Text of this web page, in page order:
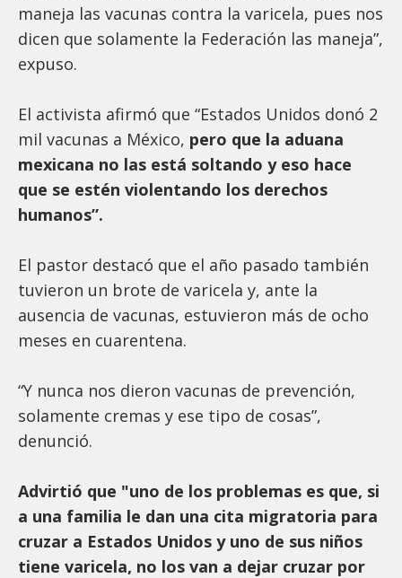
maneja las vacunas contra la varicela, pues nos
dicen que solamente la Federación las maneja”,
expuso.
El activista afirmó que “Estados Unidos donó 2
mil vacunas a México, pero que la aduana
mexicana no las está soltando y eso hace
que se estén violentando los derechos
humanos”.
El pastor destacó que el año pasado también
tuvieron un brote de varicela y, ante la
ausencia de vacunas, estuvieron más de ocho
meses en cuarentena.
“Y nunca nos dieron vacunas de prevención,
solamente cremas y ese tipo de cosas”,
denunció.
Advirtió que "uno de los problemas es que, si
a una familia le dan una cita migratoria para
cruzar a Estados Unidos y uno de sus niños
tiene varicela, no los van a dejar cruzar por